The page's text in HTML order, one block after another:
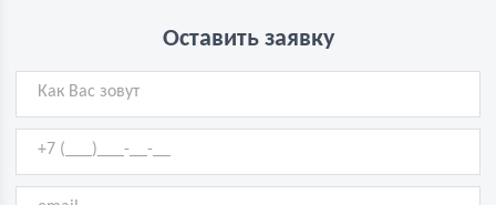
Оставить заявку